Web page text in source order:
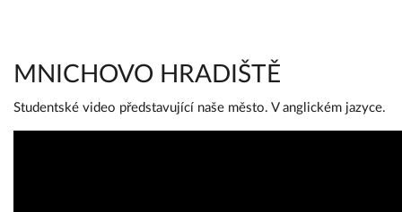
MNICHOVO HRADIŠTĚ
Studentské video představující naše město. V anglickém jazyce.